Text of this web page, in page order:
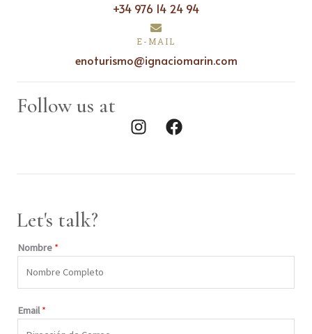
+34 976 14 24 94
E-MAIL
enoturismo@ignaciomarin.com
Follow us at
I
m
F
a
Let's talk?
Nombre *
Email*